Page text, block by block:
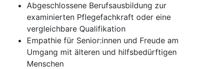
Abgeschlossene Berufsausbildung zur
examinierten Pflegefachkraft oder eine
vergleichbare Qualifikation
Empathie für Senior:innen und Freude am
Umgang mit älteren und hilfsbedürftigen
Menschen